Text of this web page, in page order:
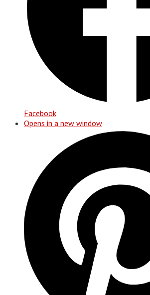
Facebook
Opens in a new window